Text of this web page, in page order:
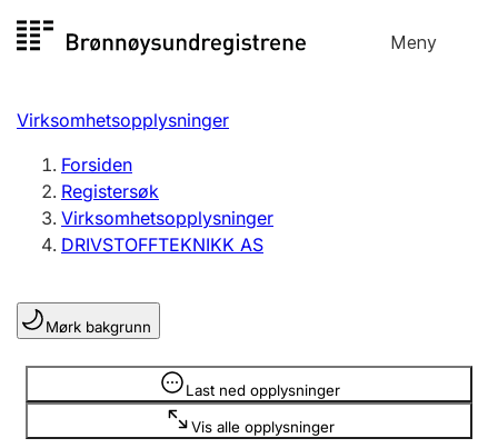
til
Meny
Registersøk
Aksjeselskap
Enkeltpersonforetak
Registrere, endre, slette
Lag og forening
Registrere, endre, slette
Virksomhetsopplysninger
Forsiden
Registersøk
Virksomhetsopplysninger
DRIVSTOFFTEKNIKK AS
Mørk bakgrunn
Last ned opplysninger
Vis alle opplysninger
Opplysninger er skjult